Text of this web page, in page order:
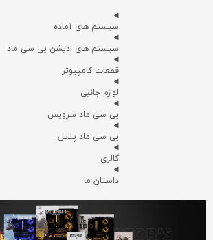
سیستم های آماده
سیستم های ادیشن پی سی ماد
قطعات کامپیوتر
لوازم جانبی
پی سی ماد سرویس
پی سی ماد پلاس
گالری
داستان ما